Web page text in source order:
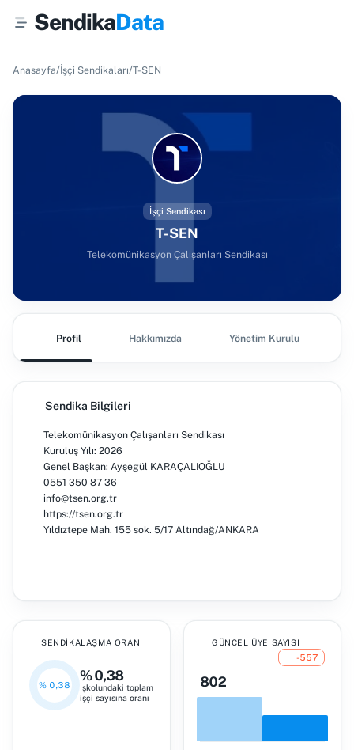
SendikaData
Anasayfa/İşçi Sendikaları/T-SEN
İşçi Sendikası
T-SEN
Telekomünikasyon Çalışanları Sendikası
Profil Hakkımızda Yönetim Kurulu
Sendika Bilgileri
Telekomünikasyon Çalışanları Sendikası
Kuruluş Yılı: 2026
Genel Başkan: Ayşegül KARAÇALIOĞLU
0551 350 87 36
info@tsen.org.tr
https://tsen.org.tr
Yıldıztepe Mah. 155 sok. 5/17 Altındağ/ANKARA
SENDIKALAŞMA ORANI
% 0,38
% 0,38
İşkolundaki toplam
işçi sayısına oranı
GÜNCEL ÜYE SAYISI
-557
802